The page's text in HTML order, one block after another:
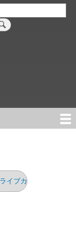
イブカード